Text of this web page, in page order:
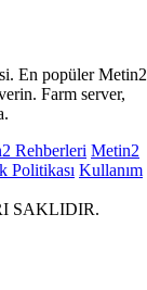
En popüler Metin2
Farm server,
Rehberleri Metin2
Politikası Kullanım
SAKLIDIR.